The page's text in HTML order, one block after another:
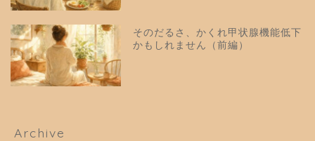
そのだるさ、かくれ甲状腺機能低下
かもしれません（前編）
Archive